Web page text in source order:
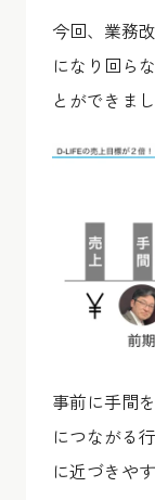
今回、業務
になり回ら
とができまし
事前に手間
につながる
に近づきや